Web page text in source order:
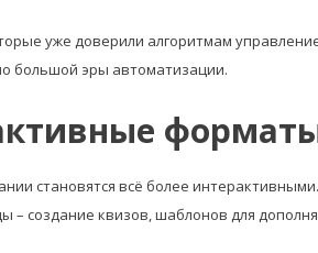
уже доверили алгоритмам
большой эры автоматизации.
становятся всё более
– создание квизов, шаблонов для